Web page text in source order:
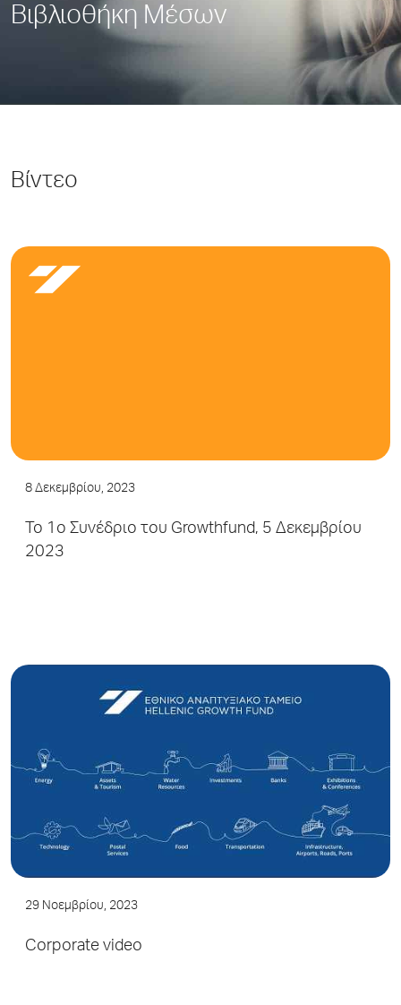
Βιβλιοθήκη Μέσων
Βίντεο
8 Δεκεμβρίου, 2023
Το 1ο Συνέδριο του Growthfund, 5 Δεκεμβρίου
2023
29 Νοεμβρίου, 2023
Corporate video